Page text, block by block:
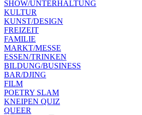
SHOW/UNTERHALTUNG
KULTUR
KUNST/DESIGN
FREIZEIT
FAMILIE
MARKT/MESSE
ESSEN/TRINKEN
BILDUNG/BUSINESS
BAR/DJING
FILM
POETRY SLAM
KNEIPEN QUIZ
QUEER